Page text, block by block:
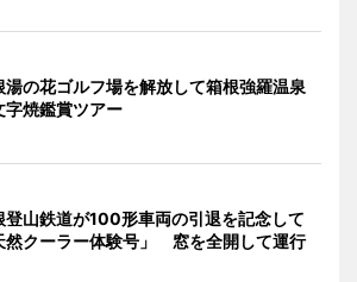
湯の花ゴルフ場を解放して箱根強羅温泉
字焼鑑賞ツアー
登山鉄道が100形車両の引退を記念して
然クーラー体験号」 窓を全開して運行